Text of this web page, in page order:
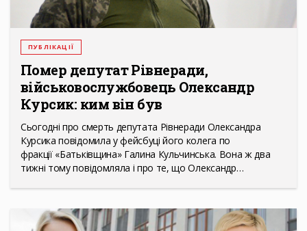
ПУБЛІКАЦІЇ
Помер депутат Рівнеради,
військовослужбовець Олександр
Курсик: ким він був
Сьогодні про смерть депутата Рівнеради Олександра
Курсика повідомила у фейсбуці його колега по
фракції «Батьківщина» Галина Кульчинська. Вона ж два
тижні тому повідомляла і про те, що Олександр…